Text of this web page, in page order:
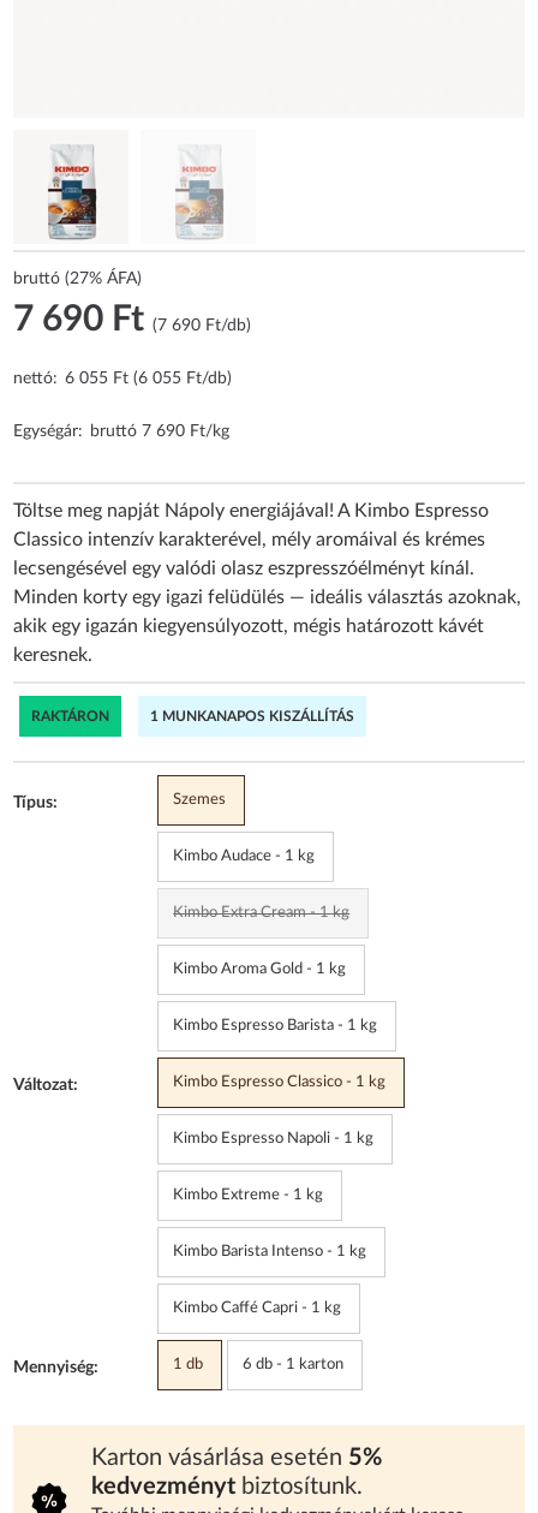
bruttó (27% ÁFA)
7 690 Ft(7 690 Ft/db)
nettó: 6 055 Ft (6 055 Ft/db)
Egységár: bruttó 7 690 Ft/kg
Töltse meg napját Nápoly energiájával! A Kimbo Espresso
Classico intenzív karakterével, mély aromáival és krémes
lecsengésével egy valódi olasz eszpresszóélményt kínál.
Minden korty egy igazi felüdülés — ideális választás azoknak,
akik egy igazán kiegyensúlyozott, mégis határozott kávét
keresnek.
RAKTÁRON 1 MUNKANAPOS KISZÁLLÍTÁS
Típus: Szemes
Változat:
Kimbo Audace - 1 kg
Kimbo Extra Cream - 1 kg
Kimbo Aroma Gold - 1 kg
Kimbo Espresso Barista - 1 kg
Kimbo Espresso Classico - 1 kg
Kimbo Espresso Napoli - 1 kg
Kimbo Extreme - 1 kg
Kimbo Barista Intenso - 1 kg
Kimbo Caffé Capri - 1 kg
Mennyiség: 1 db 6 db - 1 karton
Karton vásárlása esetén 5%
kedvezményt biztosítunk.